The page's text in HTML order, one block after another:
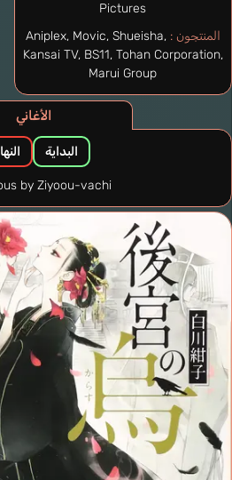
Pictures
المنتجون : Aniplex, Movic, Shueisha,
Kansai TV, BS11, Tohan Corporation,
Marui Group
الأغاني
البداية
by Ziyoou-vachi